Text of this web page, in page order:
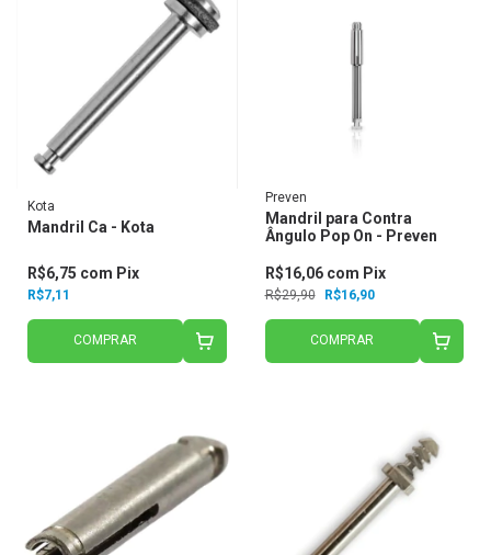
Kota
Mandril Ca - Kota
R$7,11
R$6,75 com Pix
COMPRAR
Preven
Mandril para Contra
Ângulo Pop On - Preven
R$29,90 R$16,90
R$16,06 com Pix
COMPRAR